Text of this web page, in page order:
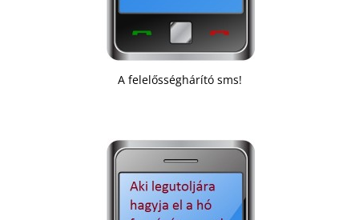
A felelősséghárító sms!